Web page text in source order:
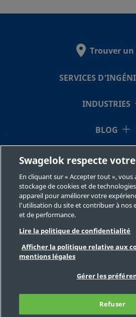
Trouver
SERVICES
INDUSTRIES
BLOG
RESSOURCES
À NOTRE SUJET
©2026 Swagelok Company. Tous
Sélection des produits en
Carrières
Swagelok respecte
En cliquant sur « Accepter tout », vous
stockage de cookies et de
appareil pour améliorer votre
l’utilisation du site et contribuer à nos
et de performance.
Lire la politique de confidentialité
Afficher la politique relative aux
mentions légales
Gérer les
Refuser